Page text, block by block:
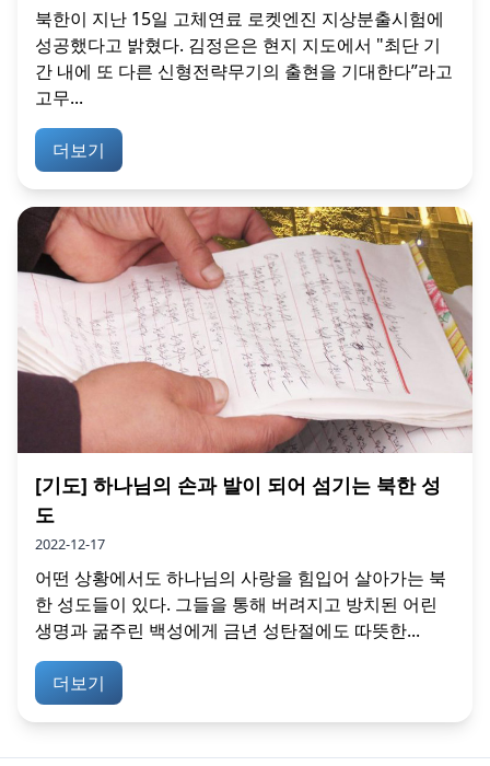
북한이 지난 15일 고체연료 로켓엔진 지상분출시험에
성공했다고 밝혔다. 김정은은 현지 지도에서 "최단 기
간 내에 또 다른 신형전략무기의 출현을 기대한다”라고
고무...
더보기
[기도] 하나님의 손과 발이 되어 섬기는 북한 성
도
2022-12-17
어떤 상황에서도 하나님의 사랑을 힘입어 살아가는 북
한 성도들이 있다. 그들을 통해 버려지고 방치된 어린
생명과 굶주린 백성에게 금년 성탄절에도 따뜻한...
더보기